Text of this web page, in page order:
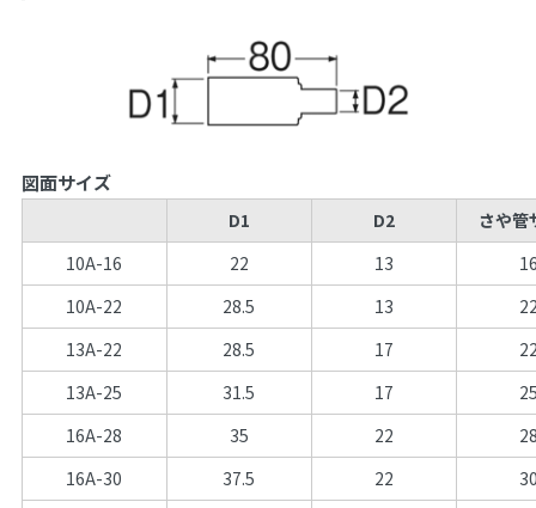
図面サイズ
D1 D2
さや管
10A-16
22 13
10A-22
28.5 13
13A-22
28.5 17
13A-25
31.5 17
16A-28
35 22
16A-30
37.5 22